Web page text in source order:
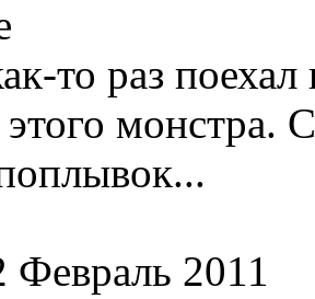
то раз
монстра.
Февраль 2011